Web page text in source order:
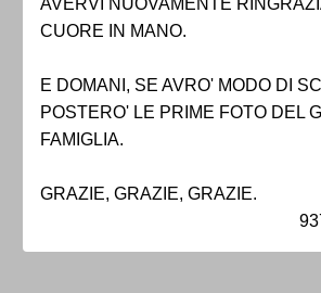
AVERVI NUOVAMENTE
CUORE IN MANO.
E DOMANI, SE AVRO' MODO DI
POSTERO' LE PRIME FOTO DEL
FAMIGLIA.
GRAZIE, GRAZIE, GRAZIE.